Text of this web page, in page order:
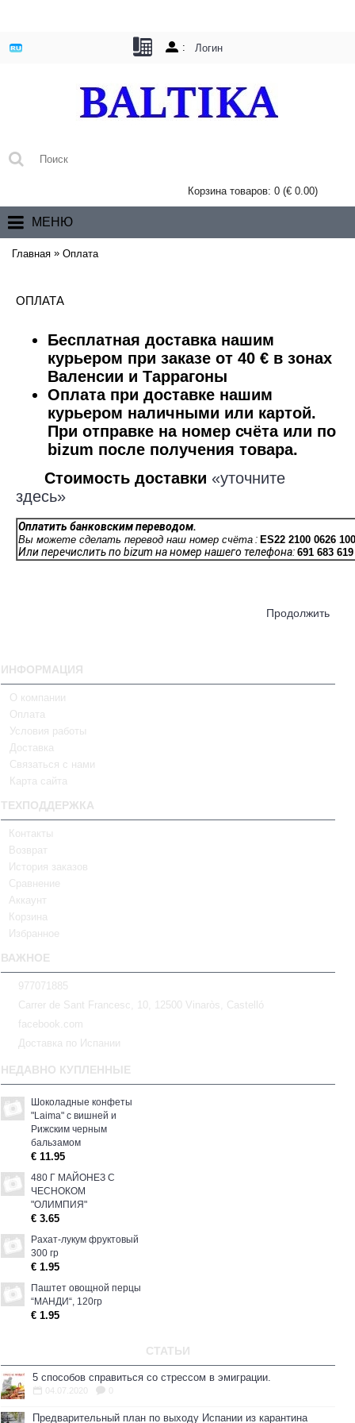
: Логин
Корзина товаров: 0 (€ 0.00)
МЕНЮ
Главная » Оплата
ОПЛАТА
Бесплатная доставка нашим
курьером при заказе от 40 € в зонах
Валенсии и Таррагоны
Оплата при доставке нашим
курьером наличными или картой.
При отправке на номер счёта или по
bizum после получения товара.
​ Стоимость доставки «уточните
здесь»
Оплатить банковским переводом.
Вы можете сделать перевод наш номер счёта : ES22 2100 0626
Или перечислить по bizum на номер нашего телефона: 691 683 619
Продолжить
ИНФОРМАЦИЯ
О компании
Оплата
Условия работы
Доставка
Связаться с нами
Карта сайта
ТЕХПОДДЕРЖКА
Контакты
Возврат
История заказов
Сравнение
Аккаунт
Корзина
Избранное
ВАЖНОЕ
977071885
Carrer de Sant Francesc, 10, 12500 Vinaròs, Castelló
facebook.com
Доставка по Испании
НЕДАВНО КУПЛЕННЫЕ
Шоколадные конфеты
"Laima" с вишней и
Рижским черным
бальзамом
€ 11.95
480 Г МАЙОНЕЗ С
ЧЕСНОКОМ
"ОЛИМПИЯ"
€ 3.65
Рахат-лукум фруктовый
300 гр
€ 1.95
Паштет овощной перцы
“МАНДИ“, 120гp
€ 1.95
СТАТЬИ
5 способов справиться со стрессом в эмиграции.
04.07.2020
Предварительный план по выходу Испании из карантина